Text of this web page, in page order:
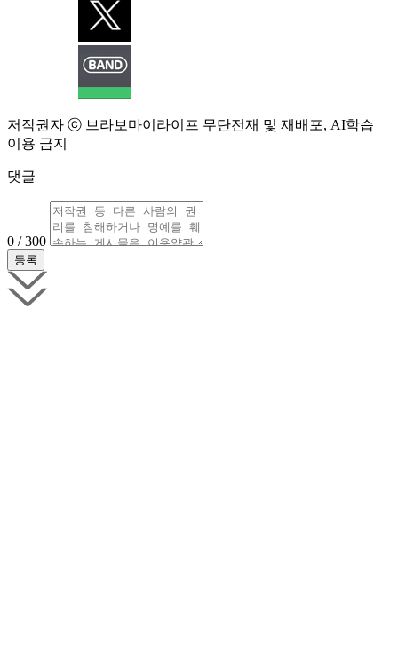
저작권자 ⓒ 브라보마이라이프 무단전재 및 재배포, AI학습
이용 금지
댓글
0 / 300